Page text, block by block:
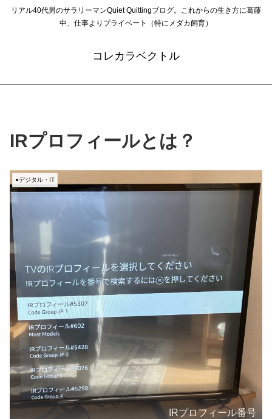
リアル40代男のサラリーマンQuiet Quittingブログ。これからの生き方に葛藤
中、仕事よりプライベート（特にメダカ飼育）
コレカラベクトル
IRプロフィールとは？
●デジタル・IT
IRプロフィール番号